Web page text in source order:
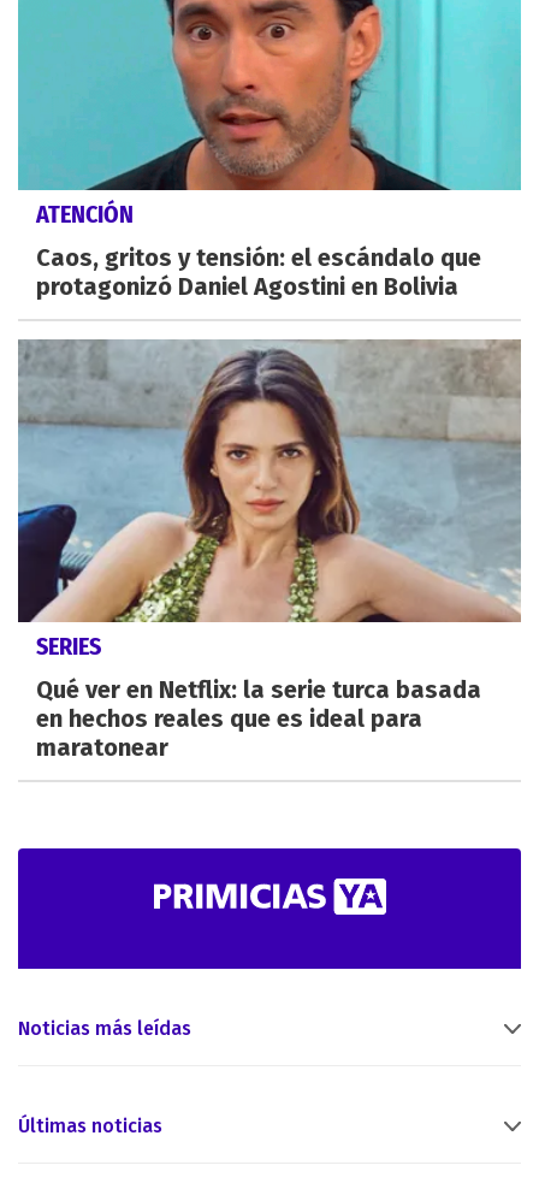
ATENCIÓN
Caos, gritos y tensión: el escándalo que
protagonizó Daniel Agostini en Bolivia
SERIES
Qué ver en Netflix: la serie turca basada
en hechos reales que es ideal para
maratonear
Noticias más leídas
Últimas noticias